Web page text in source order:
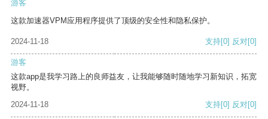
游客
这款加速器VPM应用程序提供了顶级的安全性和隐私保护。
2024-11-18 支持[0] 反对[0]
游客
这款app是我学习路上的良师益友，让我能够随时随地学习新知识，拓宽
视野。
2024-11-18
支持[0] 反对[0]